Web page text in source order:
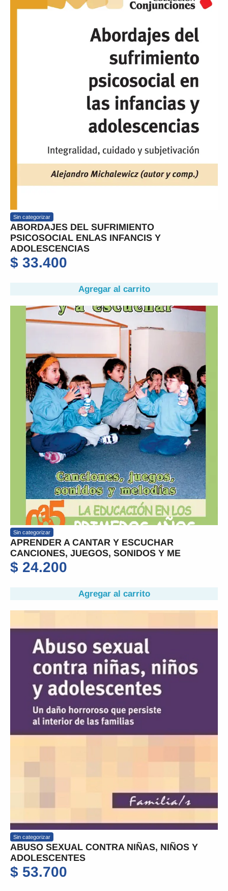
Sin categorizar
ABORDAJES DEL SUFRIMIENTO
PSICOSOCIAL ENLAS INFANCIS Y
ADOLESCENCIAS
$ 33.400
Agregar al carrito
Sin categorizar
APRENDER A CANTAR Y ESCUCHAR
CANCIONES, JUEGOS, SONIDOS Y ME
$ 24.200
Agregar al carrito
Sin categorizar
ABUSO SEXUAL CONTRA NIÑAS, NIÑOS Y
ADOLESCENTES
$ 53.700